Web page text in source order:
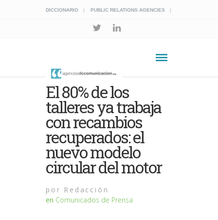
DICCIONARIO PUBLIC RELATIONS AGENCIES
El 80% de los
talleres ya trabaja
con recambios
recuperados: el
nuevo modelo
circular del motor
por Redacción
en Comunicados de Prensa